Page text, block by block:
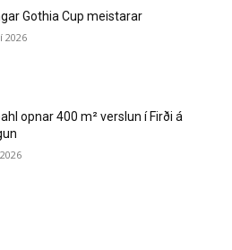
Gothia Cup meistarar
2026
opnar 400 m² verslun í Firði á